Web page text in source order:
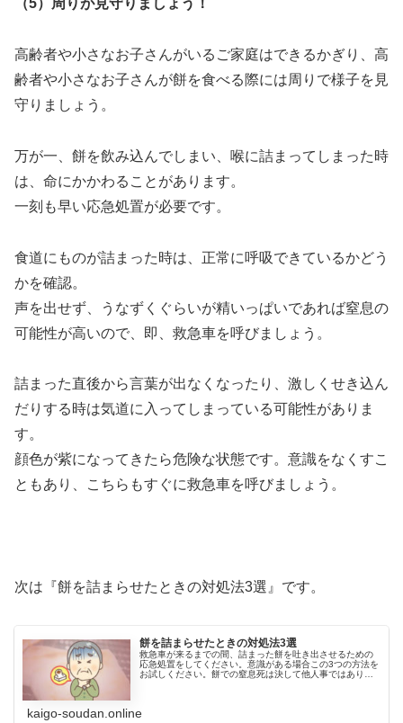
（5）周りが見守りましょう！
高齢者や小さなお子さんがいるご家庭はできるかぎり、高
齢者や小さなお子さんが餅を食べる際には周りで様子を見
守りましょう。
万が一、餅を飲み込んでしまい、喉に詰まってしまった時
は、命にかかわることがあります。
一刻も早い応急処置が必要です。
食道にものが詰まった時は、正常に呼吸できているかどう
かを確認。
声を出せず、うなずくぐらいが精いっぱいであれば窒息の
可能性が高いので、即、救急車を呼びましょう。
詰まった直後から言葉が出なくなったり、激しくせき込ん
だりする時は気道に入ってしまっている可能性がありま
す。
顔色が紫になってきたら危険な状態です。意識をなくすこ
ともあり、こちらもすぐに救急車を呼びましょう。
次は『餅を詰まらせたときの対処法3選』です。
餅を詰まらせたときの対処法3選
救急車が来るまでの間、詰まった餅を吐き出させるための
応急処置をしてください。意識がある場合この3つの方法を
お試しください。餅での窒息死は決して他人事ではありま
kaigo-soudan.online